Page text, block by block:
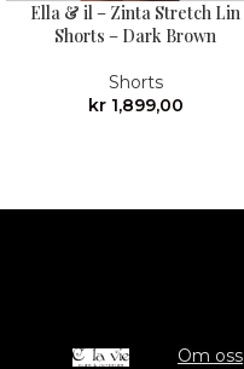
Ella & il – Zinta Stretch Lin
Shorts – Dark Brown
Shorts
kr1,899,00
Om oss